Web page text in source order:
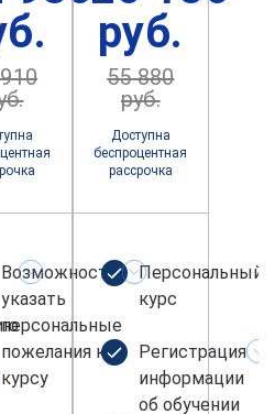
Возможность
указать
персональные
пожелания к
курсу
руб.
55 880
руб.
Доступна
беспроцентная
рассрочка
Персональный
курс
Регистрация
информации
об обучении